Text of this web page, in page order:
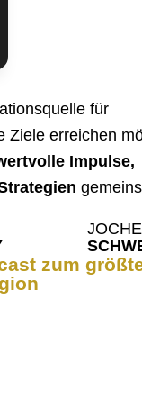
für
Ziele erreichen
Impulse,
zum